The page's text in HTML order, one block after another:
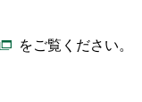
をご覧ください。